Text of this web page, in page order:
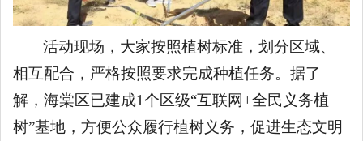
活动现场，大家按照植树标准，划分区域、
相互配合，严格按照要求完成种植任务。据了
解，海棠区已建成1个区级“互联网+全民义务植
树”基地，方便公众履行植树义务，促进生态文明